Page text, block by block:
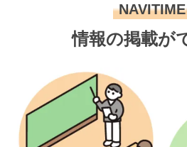
情報の掲載が